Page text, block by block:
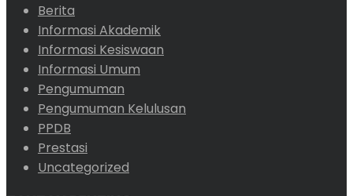
Berita
Informasi Akademik
Informasi Kesiswaan
Informasi Umum
Pengumuman
Pengumuman Kelulusan
PPDB
Prestasi
Uncategorized